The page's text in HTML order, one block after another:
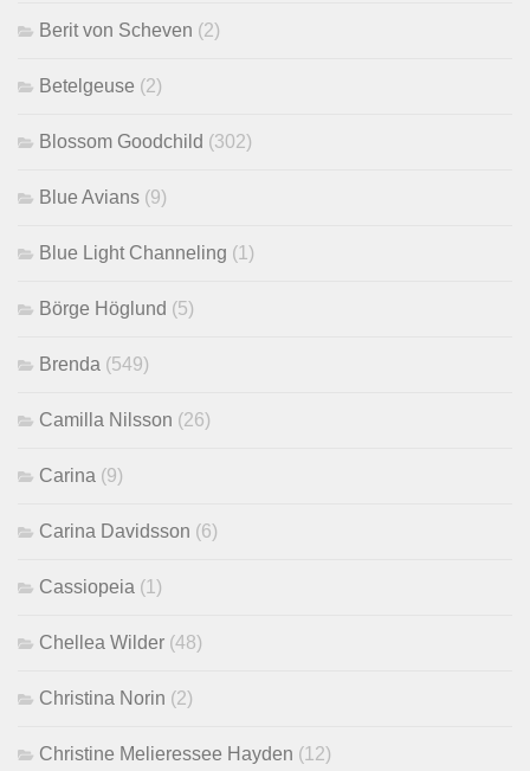
Berit von Scheven (2)
Betelgeuse (2)
Blossom Goodchild (302)
Blue Avians (9)
Blue Light Channeling (1)
Börge Höglund (5)
Brenda (549)
Camilla Nilsson (26)
Carina (9)
Carina Davidsson (6)
Cassiopeia (1)
Chellea Wilder (48)
Christina Norin (2)
Christine Melieressee Hayden (12)